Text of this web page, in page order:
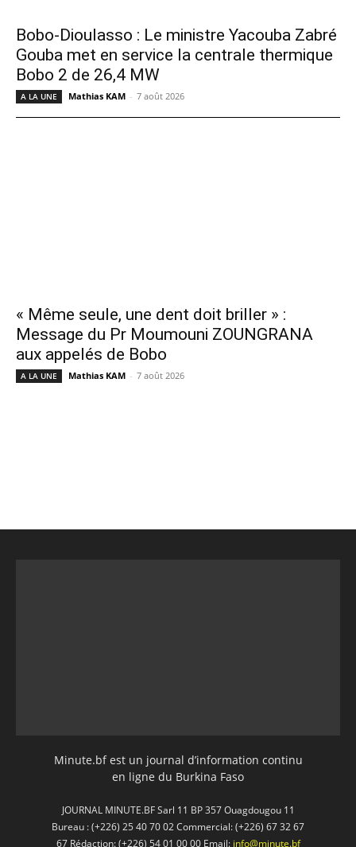
Bobo-Dioulasso : Le ministre Yacouba Zabré
Gouba met en service la centrale thermique
Bobo 2 de 26,4 MW
A LA UNE Mathias KAM - 7 août 2026
« Même seule, une dent doit briller » :
Message du Pr Moumouni ZOUNGRANA
aux appelés de Bobo
A LA UNE Mathias KAM - 7 août 2026
Minute.bf est un journal d’information continu
en ligne du Burkina Faso
JOURNAL MINUTE.BF Sarl 11 BP 357 Ouagdougou 11
Bureau : (+226) 25 40 70 02 Commercial: (+226) 67 32 67
67 Rédaction: (+226) 54 01 00 00 Email: info@minute.bf